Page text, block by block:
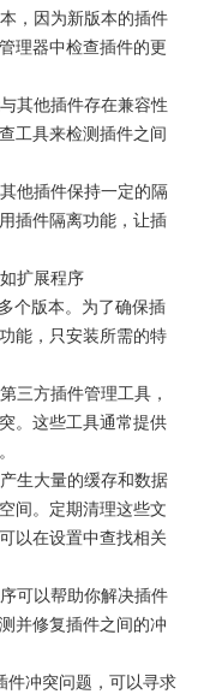
，因为新版本的插件
理器中检查插件的更
其他插件存在兼容性
工具来检测插件之间
他插件保持一定的隔
插件隔离功能，让插
扩展程序
多个版本。为了确保插
能，只安装所需的特
三方插件管理工具，
。这些工具通常提供
生大量的缓存和数据
间。定期清理这些文
以在设置中查找相关
可以帮助你解决插件
并修复插件之间的冲
件冲突问题，可以寻求